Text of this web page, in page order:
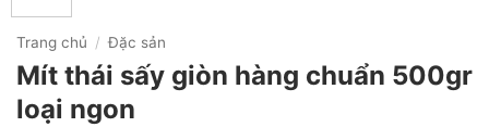
Trang chủ / Đặc sản
Mít thái sấy giòn hàng chuẩn 500gr
loại ngon